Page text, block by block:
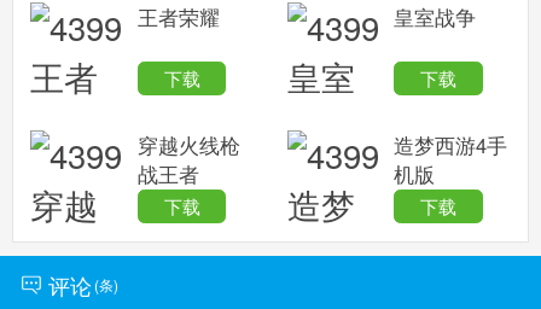
王者荣耀
下载
皇室战争
下载
穿越火线枪
战王者
下载
造梦西游4手
机版
下载
评论(条)